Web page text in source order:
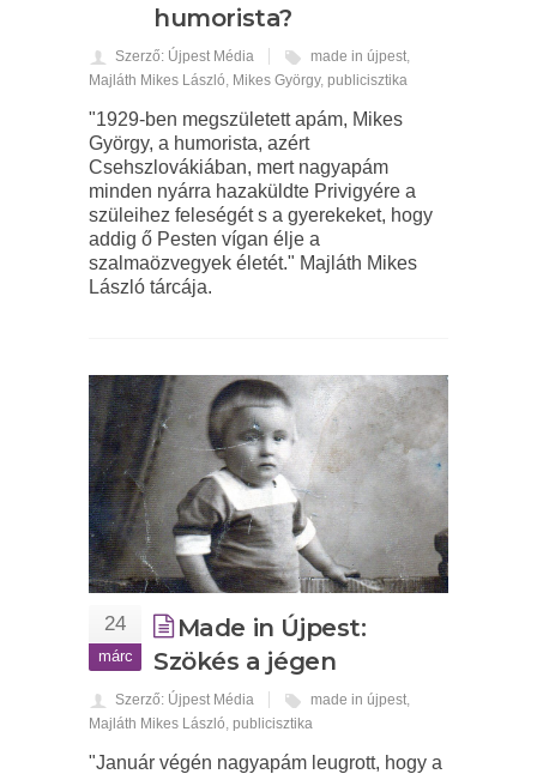
humorista?
Szerző: Újpest Média made in újpest,
Majláth Mikes László, Mikes György, publicisztika
"1929-ben megszületett apám, Mikes
György, a humorista, azért
Csehszlovákiában, mert nagyapám
minden nyárra hazaküldte Privigyére a
szüleihez feleségét s a gyerekeket, hogy
addig ő Pesten vígan élje a
szalmaözvegyek életét." Majláth Mikes
László tárcája.
24
márc
Made in Újpest:
Szökés a jégen
Szerző: Újpest Média made in újpest,
Majláth Mikes László, publicisztika
"Január végén nagyapám leugrott, hogy a